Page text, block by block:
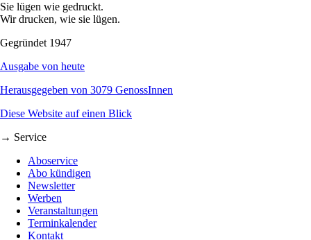
Sie lügen wie gedruckt.
Wir drucken, wie sie lügen.
Gegründet 1947
Ausgabe von heute
Herausgegeben von 3079 GenossInnen
Diese Website auf einen Blick
→ Service
Aboservice
Abo kündigen
Newsletter
Werben
Veranstaltungen
Terminkalender
Kontakt